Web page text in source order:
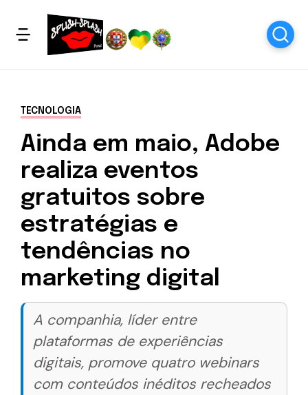
TECNOLOGIA
Ainda em maio, Adobe
realiza eventos
gratuitos sobre
estratégias e
tendências no
marketing digital
A companhia, líder entre
plataformas de experiências
digitais, promove quatro webinars
com conteúdos inéditos recheados